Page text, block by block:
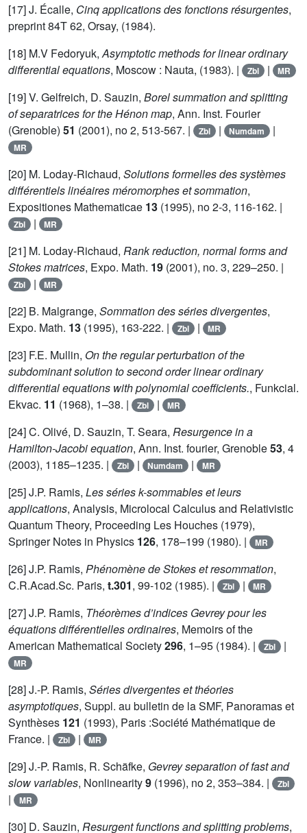
[17] J. Écalle, Cinq applications des fonctions résurgentes,
preprint 84T 62, Orsay, (1984).
[18] M.V Fedoryuk,Asymptotic methods for linear ordinary
differential equations, Moscow : Nauta, (1983). | Zbl | MR
[19] V. Gelfreich, D. Sauzin, Borel summation and splitting
of separatrices for the Hénon map, Ann. Inst. Fourier
(Grenoble) 51 (2001), no 2, 513-567. | Zbl | Numdam |
MR
[20] M. Loday-Richaud, Solutions formelles des systèmes
différentiels linéaires méromorphes et sommation,
Expositiones Mathematicae 13 (1995), no 2-3, 116-162. |
Zbl | MR
[21] M. Loday-Richaud, Rank reduction, normal forms and
Stokes matrices, Expo. Math. 19 (2001), no. 3, 229–250. |
Zbl | MR
[22] B. Malgrange, Sommation des séries divergentes,
Expo. Math. 13 (1995), 163-222. | Zbl | MR
[23] F.E. Mullin, On the regular perturbation of the
subdominant solution to second order linear ordinary
differential equations with polynomial coefficients., Funkcial.
Ekvac. 11 (1968), 1–38. | Zbl | MR
[24] C. Olivé, D. Sauzin, T. Seara, Resurgence in a
Hamilton-Jacobi equation, Ann. Inst. fourier, Grenoble53, 4
(2003), 1185–1235. |
Zbl | Numdam | MR
[25] J.P. Ramis, Les séries k-sommables et leurs
applications, Analysis, Microlocal Calculus and Relativistic
Quantum Theory, Proceeding Les Houches (1979),
Springer Notes in Physics 126, 178–199 (1980). | MR
[26] J.P. Ramis, Phénomène de Stokes et resommation,
C.R.Acad.Sc. Paris, t.301, 99-102 (1985). | Zbl | MR
[27] J.P. Ramis, Théorèmes d’indices Gevrey pour les
équations différentielles ordinaires, Memoirs of the
American Mathematical Society296, 1–95 (1984). | Zbl |
MR
[28] J.-P. Ramis, Séries divergentes et théories
asymptotiques, Suppl. au bulletin de la SMF, Panoramas et
Synthèses 121 (1993), Paris :Société Mathématique de
France. |
Zbl | MR
[29] J.-P. Ramis, R. Schäfke, Gevrey separation of fast and
slow variables, Nonlinearity9 (1996), no 2, 353–384. | Zbl
| MR
[30] D. Sauzin, Resurgent functions and splitting problems,